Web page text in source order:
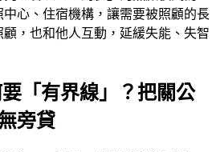
心、住宿機構，讓需要被照顧的長
，也和他人互動，延緩失能、失智
「有界線」？把關公
旁貸